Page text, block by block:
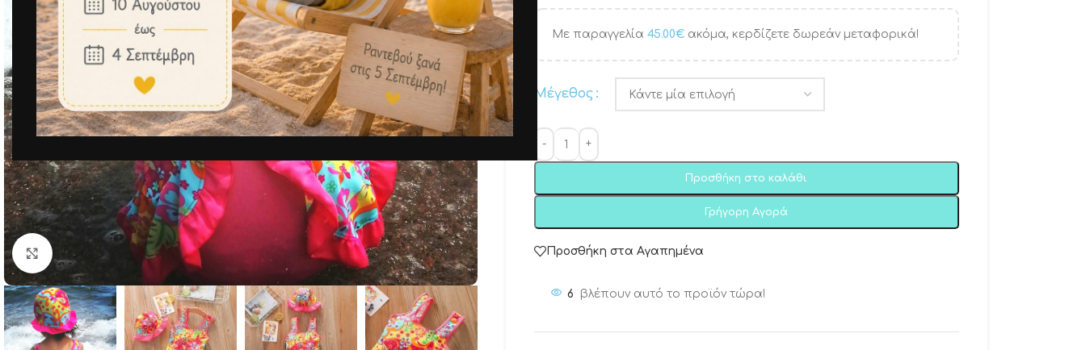
Μεγέθυνση
Με παραγγελία 45.00€ακόμα, κερδίζετε δωρεάν μεταφορικά!
Μέγεθος
Προσθήκη στο καλάθι
Γρήγορη Αγορά
Προσθήκη στα Αγαπημένα
6 βλέπουν αυτό το προϊόν τώρα!